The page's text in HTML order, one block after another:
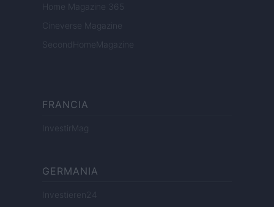
Home Magazine 365
Cineverse Magazine
SecondHomeMagazine
FRANCIA
InvestirMag
GERMANIA
Investieren24